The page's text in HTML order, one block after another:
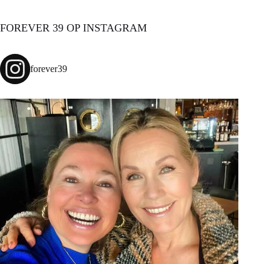
FOREVER 39 OP INSTAGRAM
forever39